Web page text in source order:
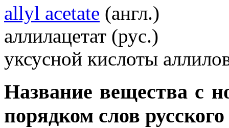
allyl acetate (англ.)
аллилацетат (рус.)
уксусной кислоты
Название вещества с
порядком слов